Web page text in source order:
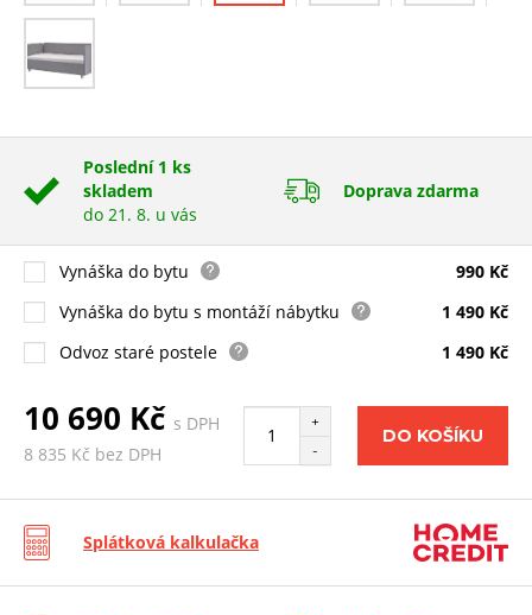
Poslední 1 ks
skladem
do 21. 8. u vás
Doprava zdarma
Vynáška do bytu
990 Kč
Vynáška do bytu s montáží nábytku
1 490 Kč
Odvoz staré postele
1 490 Kč
10 690 Kč s DPH
8 835 Kč bez DPH
+
-
DO KOŠÍKU
Splátková kalkulačka